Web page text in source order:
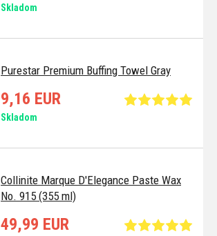
Skladom
Purestar Premium Buffing Towel Gray
9,16 EUR
Skladom
Collinite Marque D'Elegance Paste Wax
No. 915 (355 ml)
49,99 EUR